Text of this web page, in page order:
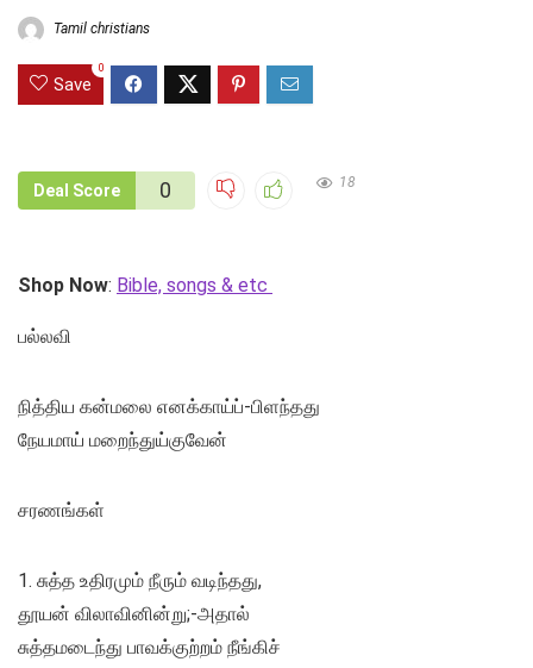
Tamil christians
Save
0
Deal Score 0 18
Shop Now: Bible, songs & etc
பல்லவி
நித்திய கன்மலை எனக்காய்ப்-பிளந்தது
நேயமாய் மறைந்துய்குவேன்
சரணங்கள்
1. சுத்த உதிரமும் நீரும் வடிந்தது,
தூயன் விலாவினின்று;-அதால்
சுத்தமடைந்து பாவக்குற்றம் நீங்கிச்